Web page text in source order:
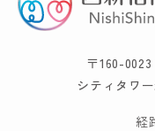
〒160-
シティタワ
経